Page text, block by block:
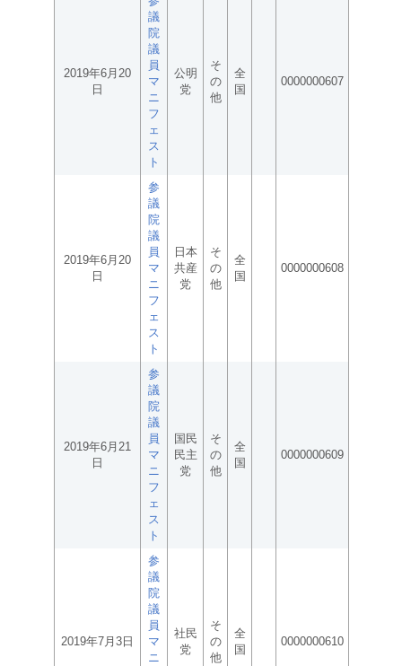
2019年6月20
日
議
院
議
員
マ
ニ
フ
ェ
ス
ト
公明
党
そ
の
他
全
国
0000000607
2019年6月20
日
参
議
院
議
員
マ
ニ
フ
ェ
ス
ト
日本
共産
党
そ
の
他
全
国
0000000608
2019年6月21
日
参
議
院
議
員
マ
ニ
フ
ェ
ス
ト
国民
民主
党
そ
の
他
全
国
0000000609
2019年7月3日
参
議
院
議
員
マ
ニ
社民
党
そ
の
他
全
国
0000000610